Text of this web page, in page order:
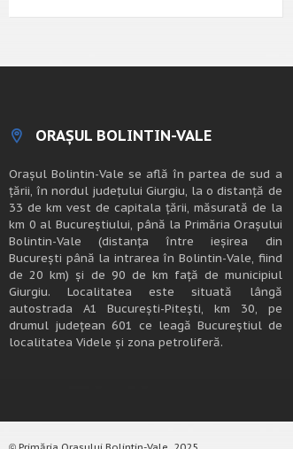
ORAȘUL BOLINTIN-VALE
Oraşul Bolintin-Vale se află în partea de sud a
ţării, în nordul judeţului Giurgiu, la o distanţă de
33 de km vest de capitala țării, măsurată de la
km 0 al Bucureștiului, până la Primăria Orașului
Bolintin-Vale (distanța între ieșirea din
București până la intrarea în Bolintin-Vale, fiind
de 20 km) şi de 90 de km faţă de municipiul
Giurgiu. Localitatea este situată lângă
autostrada A1 Bucureşti-Piteşti, km 30, pe
drumul judeţean 601 ce leagă Bucureştiul de
localitatea Videle şi zona petroliferă.